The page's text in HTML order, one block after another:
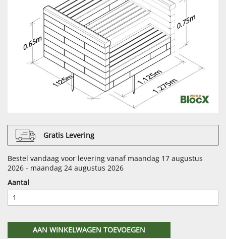
Gratis Levering
Bestel vandaag voor levering vanaf maandag 17 augustus
2026 - maandag 24 augustus 2026
Aantal
AAN WINKELWAGEN TOEVOEGEN